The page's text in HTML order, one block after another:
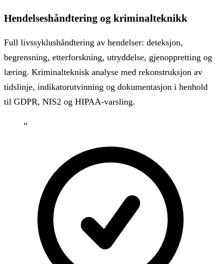
Hendelseshåndtering og kriminalteknikk
Full livssyklushåndtering av hendelser: deteksjon,
begrensning, etterforskning, utryddelse, gjenoppretting og
læring. Kriminalteknisk analyse med rekonstruksjon av
tidslinje, indikatorutvinning og dokumentasjon i henhold
til GDPR, NIS2 og HIPAA-varsling.
“